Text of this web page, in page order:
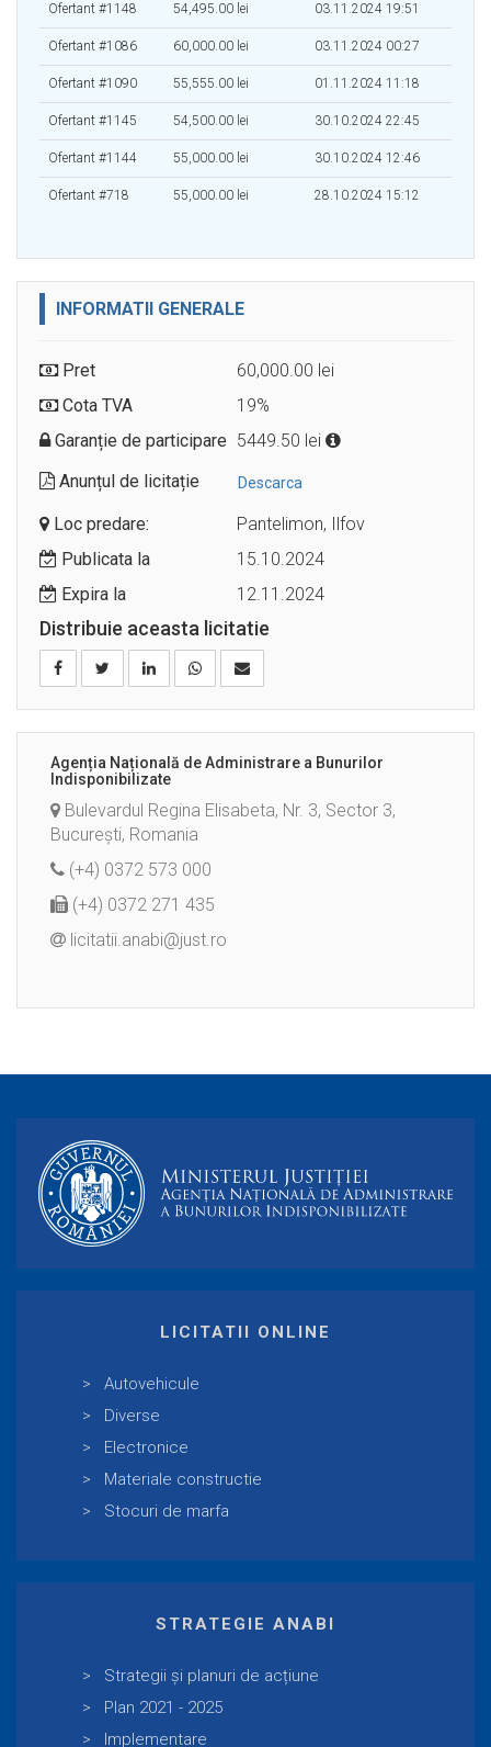
Ofertant #1148 54,495.00 lei 03.11.2024 19:51
Ofertant #1086 60,000.00 lei 03.11.2024 00:27
Ofertant #1090 55,555.00 lei 01.11.2024 11:18
Ofertant #1145 54,500.00 lei 30.10.2024 22:45
Ofertant #1144 55,000.00 lei 30.10.2024 12:46
Ofertant #718 55,000.00 lei 28.10.2024 15:12
INFORMATII GENERALE
Pret
60,000.00 lei
Cota TVA
19%
Garanție de participare 5449.50 lei
Anunțul de licitație
Descarca
Loc predare:
Pantelimon, Ilfov
Publicata la
15.10.2024
Expira la
12.11.2024
Distribuie aceasta licitatie
Agenția Națională de Administrare a Bunurilor
Indisponibilizate
Bulevardul Regina Elisabeta, Nr. 3, Sector 3,
București, Romania
(+4) 0372 573 000
(+4) 0372 271 435
licitatii.anabi@just.ro
LICITATII ONLINE
Autovehicule
Diverse
Electronice
Materiale constructie
Stocuri de marfa
STRATEGIE ANABI
Strategii și planuri de acțiune
Plan 2021 - 2025
Implementare